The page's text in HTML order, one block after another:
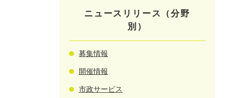
ニュースリリース（分野
別）
募集情報
開催情報
市政サービス